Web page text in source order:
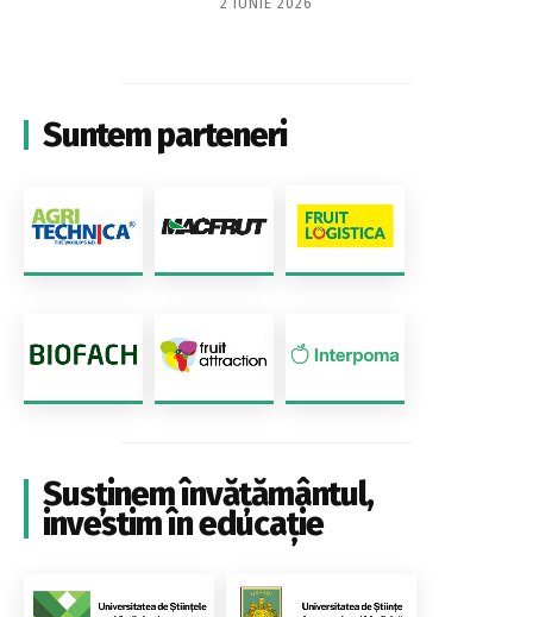
2 IUNIE 2026
Suntem parteneri
Susținem învățământul,
investim în educație